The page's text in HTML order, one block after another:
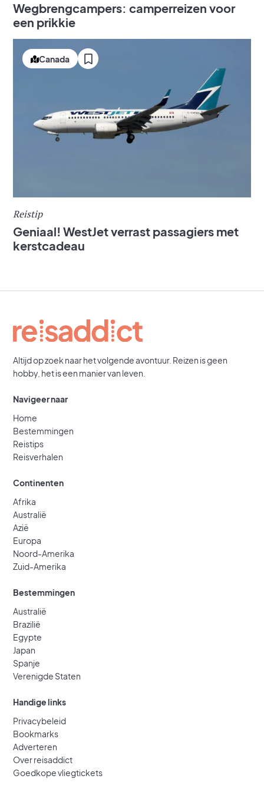
Wegbrengcampers: camperreizen voor
een prikkie
Canada
Reistip
Geniaal! WestJet verrast passagiers met
kerstcadeau
Altijd op zoek naar het volgende avontuur. Reizen is geen
hobby, het is een manier van leven.
Navigeer naar
Home
Bestemmingen
Reistips
Reisverhalen
Continenten
Afrika
Australië
Azië
Europa
Noord-Amerika
Zuid-Amerika
Bestemmingen
Australië
Brazilië
Egypte
Japan
Spanje
Verenigde Staten
Handige links
Privacybeleid
Bookmarks
Adverteren
Over reisaddict
Goedkope vliegtickets